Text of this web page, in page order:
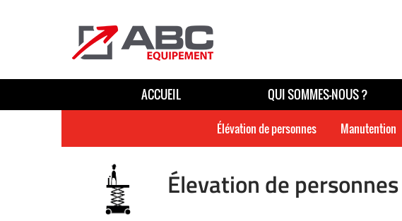
ACCUEIL QUI SOMMES-NOUS ?
Élévation de personnes Manutention
Élevation de personnes